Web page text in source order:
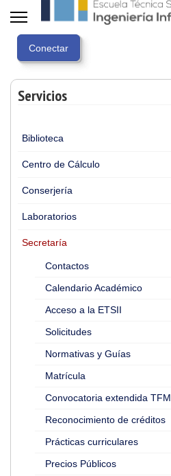
Servicios
Biblioteca
Centro de Cálculo
Conserjería
Laboratorios
Secretaría
Contactos
Calendario Académico
Acceso a la ETSII
Solicitudes
Normativas y Guías
Matrícula
Convocatoria extendida TFM
Reconocimiento de créditos
Prácticas curriculares
Precios Públicos